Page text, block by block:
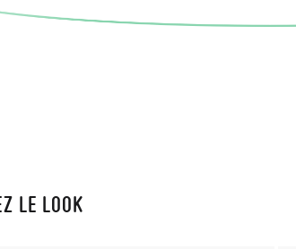
LE LOOK